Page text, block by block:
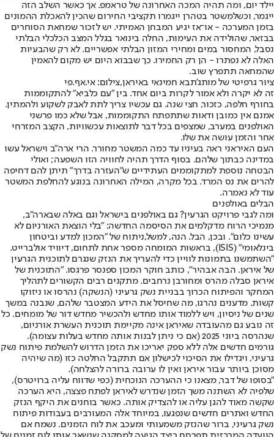
יילד יום, ומה תהיה המכה האחרונה של טראמפ. אך כאשר השלב הזה
ייגמר, וכשלמשטר בטהרן ייגמרו תקציבי החירום שהכין להאכלת ההמונים
בזמן המערכה - או־אז יגיע המבחן האמיתי. יש לזכור שמחאת הסוחרים
בבזאר, שהולידה את העימות, החלה בינואר בגלל המצב הכלכלי הבלתי
נסבל, המחסור במים ומחירי המזון הבלתי אפשריים. לא רק שהבעיות
האלה לא נפתרו - הן רק החמירו. כך שבבוא היום יש מקום להאמין
שהמחאה תתפרץ שוב.
ציור גרפיטי של מותג'תבא חמינאי באיראן,צילום: אי.אף.פי
זה לא יקרה ולא אמור לקרות ביום אחד. בין "עם כלביא" להתקוממות
בחורף חלפה, כזכור, חצי שנה. גם עכשיו צריך לתת לאבק לשקוע ולהמתין.
אמנם אין כמובן ודאות שתתפתח התקוממות, אבל שלא כמו פרשני
האולפנים במערב, שמצפים בכל דבר לתוצאות עכשוויות, הקצב המזרחי
אחר והזמן עושה את שלו.
העם האיראני ראה בעיניו עד כמה המשטר מחורר. הרי ארה"ב וישראל עשו
במדינה כבתוך שלהם. בסוף הדרך תהיה לחוויה הזו השפעה; ואולי
הבטחה נוספת למתקוממים העתידיים ש"העזרה בדרך" תיתן להם דחיפה
להרים את נס המרד. בכל מקרה, המילה האחרונה בנוגע להחלפת המשטר
עוד לא נאמרה.
הבלים באולפנים
ומה לגבי פרויקט הגרעין? גם באולפנים בישראל וגם באלה שבארה"ב,
מנמיכי הרוח מדקלמים את הסיסמה החדשה: "בלי הוצאת האורניום לא
עשינו כלום". ובכן, הבל. הנה, למשל,ניתוח של "המכון למדע וביטחון
בינלאומי" (ISIS)
, בראשות המומחה מספר אחת לתחום, דיוויד אולברייט.
"השתמשנו בתמונות לוויין כדי להעריך את הנזק שנגרם לתוכנית הגרעין
של איראן. הבה אבהיר", כותב חוקר המכון ספנסר פרגסו. "התוכנית של
איראן סבלה מהרס ומחורבן נרחבים. מתקנים רבים הקשורים לתהליך
המחקר והפיתוח הכרוך בבניית נשק גרעיני (הנשקה) נהרסו או ניזוקו
קשות. מדענים נהרגו, מה שחיסל את הידע המצטבר שלהם, שנבנה במשך
שנים של ניסיון, ויש ללמוד אותו מחדש ולהכשיר מחדש דור של מומחים. כל
זה נובע גם מהעובדה שאיראן אינה מקיימת תוכנית העשרת אורניום,
שנהרסה ביוני 2025 (אם כי ניתן לבנות אותה מחדש בעלות עצומה).
גורמים חדשים אלה ללא ספק יאריכו את הזמן הדרוש להשלמת פיתוח נשק
גרעיני, ויגדילו את הסיכוי לכישלון אם תתקבל החלטה כזו (מה שיהיה
מסוכן ביותר עבור איראן ואין לו ערובה ברורה להצלחה).
"בסופו של דבר, מצאנו כי ההערכה הנוכחית (כפי שדווח עליה ברויטרס),
שלפיה לא השתנה משך הזמן שנדרש לאיראן לפתח פצצה, היא הערכה
שקשה מאוד להגן עליה או להצדיק אותה. כאשר בוחנים את היקף הנזק
החדש ואתרים חדשים שנפגעו, במיוחד אלה המעורבים בעבודות פיתוח
נשק גרעיני, ברור שהנזק משמעותי ומעכב את לוח הזמנים. נשמח אם